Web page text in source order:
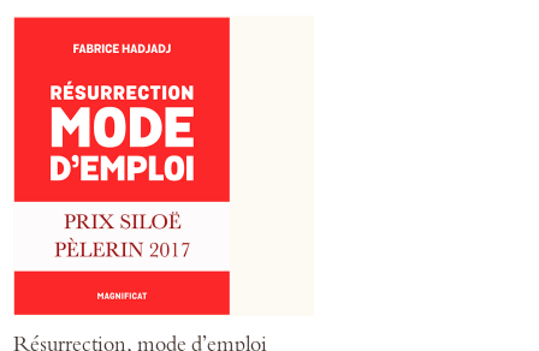
Résurrection, mode d’emploi